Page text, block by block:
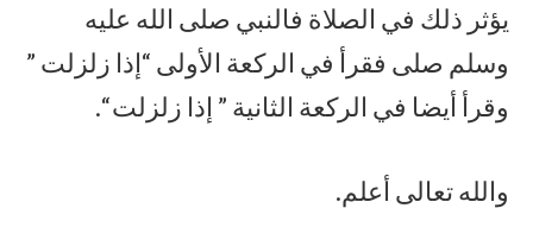
يؤثر ذلك في الصلاة فالنبي صلى الله عليه
وسلم صلى فقرأ في الركعة الأولى “إذا زلزلت ”
وقرأ أيضا في الركعة الثانية ” إذا زلزلت “.
والله تعالى أعلم.